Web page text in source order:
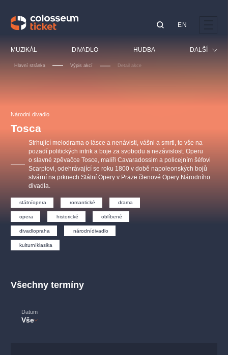
MUZIKÁL DIVADLO HUDBA DALŠÍ
Sport
Ostatní
EN
Hlavní stránka Výpis akcí Detail akce
Národní divadlo
Tosca
Strhující melodrama o lásce a nenávisti, vášni a smrti, to vše na
pozadí politických intrik a boje za svobodu a nezávislost. Operu
o slavné zpěvačce Tosce, malíři Cavaradossim a policejním šéfovi
Scarpiovi, odehrávající se roku 1800 v době napoleonských bojů
stvární na prknech Státní Opery v Praze členové Opery Národního
divadla.
státníopera romantické drama
opera historické oblíbené
divadlopraha národnídivadlo
kulturníklasika
Všechny termíny
Datum
Vše
OBYČEJNÁ HOLKA
Agentura 44, s.r.o.
Ostatní hledají
muzikálypraha
Nejnavštěvovanější
muzikálypraha divadlopraha
filmováhudba